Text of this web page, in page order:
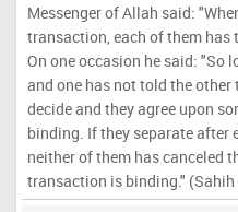
Messenger of Allah said:
transaction, each of them has
On one occasion he said: "So
and one has not told the
decide and they agree upon
binding. If they separate after
neither of them has canceled
transaction is binding." (Sahih